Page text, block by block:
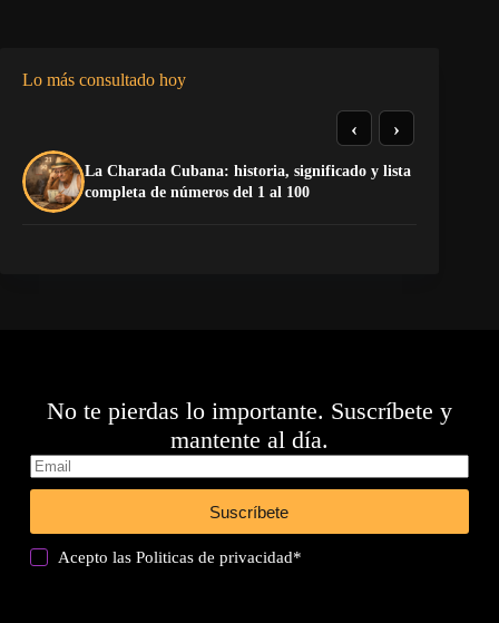
Lo más consultado hoy
La Charada Cubana: historia, significado y lista
completa de números del 1 al 100
‹ ›
No te pierdas lo importante. Suscríbete y
mantente al día.
Suscríbete
Acepto lasPoliticas de privacidad*